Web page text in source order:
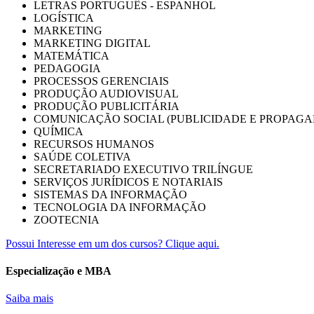
LETRAS PORTUGUÊS - ESPANHOL
LOGÍSTICA
MARKETING
MARKETING DIGITAL
MATEMÁTICA
PEDAGOGIA
PROCESSOS GERENCIAIS
PRODUÇÃO AUDIOVISUAL
PRODUÇÃO PUBLICITÁRIA
COMUNICAÇÃO SOCIAL (PUBLICIDADE E
QUÍMICA
RECURSOS HUMANOS
SAÚDE COLETIVA
SECRETARIADO EXECUTIVO TRILÍNGUE
SERVIÇOS JURÍDICOS E NOTARIAIS
SISTEMAS DA INFORMAÇÃO
TECNOLOGIA DA INFORMAÇÃO
ZOOTECNIA
Possui Interesse em um dos cursos? Clique aqui.
Especialização e MBA
Saiba mais